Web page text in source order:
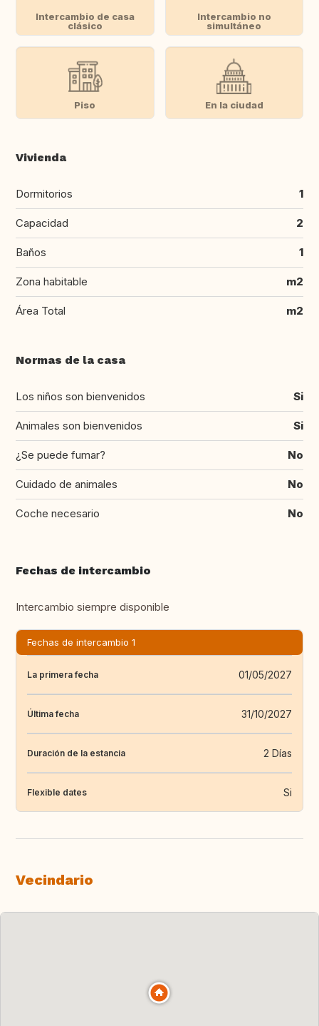
Intercambio de casa
clásico
Intercambio no
simultáneo
Piso En la ciudad
Vivienda
Dormitorios 1
Capacidad 2
Baños 1
Zona habitable m2
Área Total m2
Normas de la casa
Los niños son bienvenidos Si
Animales son bienvenidos Si
¿Se puede fumar? No
Cuidado de animales No
Coche necesario No
Fechas de intercambio
Intercambio siempre disponible
Fechas de intercambio 1
La primera fecha 01/05/2027
Última fecha 31/10/2027
Duración de la estancia 2 Días
Flexible dates Si
Vecindario